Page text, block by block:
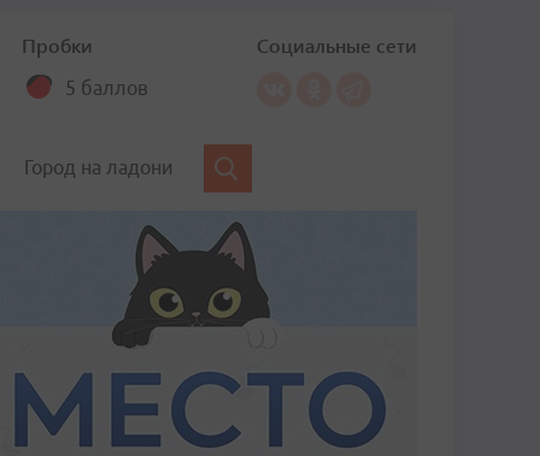
Пробки
5 баллов
Социальные сети
Город на ладони